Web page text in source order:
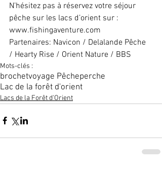
N’hésitez pas à réservez votre séjour
pêche sur les lacs d’orient sur :
www.fishingaventure.com
Partenaires: Navicon / Delalande Pêche
/ Hearty Rise / Orient Nature / BBS
Mots-clés :
brochetvoyage Pêcheperche
Lac de la forêt d'orient
Lacs de la Forêt d'Orient